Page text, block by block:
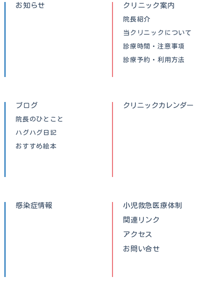
お知らせ クリニック案内
院長紹介
当クリニックについて
診療時間・注意事項
診療予約・利用方法
ブログ
院長のひとこと
ハグハグ日記
おすすめ絵本
クリニックカレンダー
感染症情報
小児救急医療体制
関連リンク
アクセス
お問い合せ